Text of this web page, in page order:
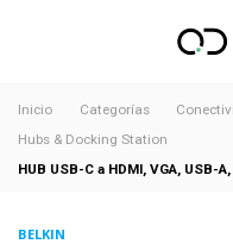
Inicio Categorías
Hubs & Docking Station
HUB USB-C a HDMI, VGA, USB-
BELKIN